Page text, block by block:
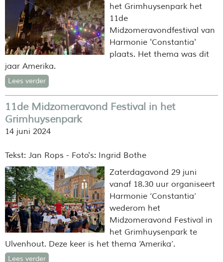
het Grimhuysenpark het
11de
Midzomeravondfestival van
Harmonie 'Constantia'
plaats. Het thema was dit
jaar Amerika.
Lees verder
11de Midzomeravond Festival in het
Grimhuysenpark
14 juni 2024
Tekst: Jan Rops - Foto's: Ingrid Bothe
Zaterdagavond 29 juni
vanaf 18.30 uur organiseert
Harmonie ‘Constantia’
wederom het
Midzomeravond Festival in
het Grimhuysenpark te
Ulvenhout. Deze keer is het thema ‘Amerika’.
Lees verder